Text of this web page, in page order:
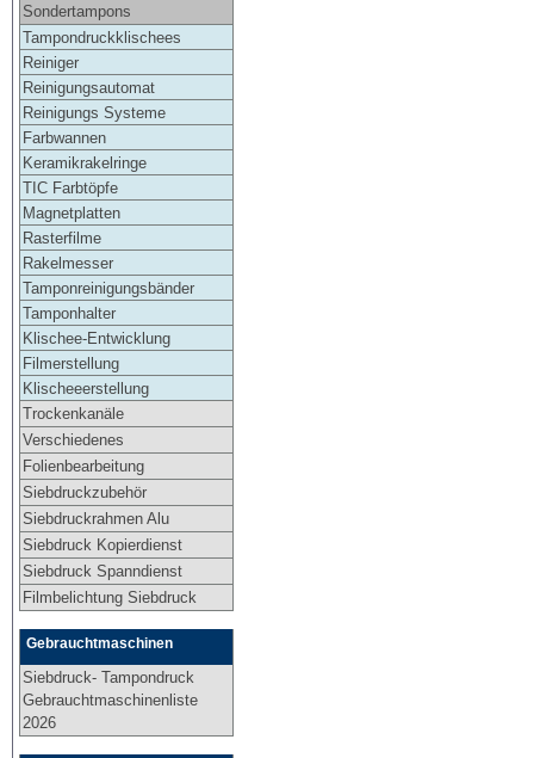
Sondertampons
Tampondruckklischees
Reiniger
Reinigungsautomat
Reinigungs Systeme
Farbwannen
Keramikrakelringe
TIC Farbtöpfe
Magnetplatten
Rasterfilme
Rakelmesser
Tamponreinigungsbänder
Tamponhalter
Klischee-Entwicklung
Filmerstellung
Klischeeerstellung
Trockenkanäle
Verschiedenes
Folienbearbeitung
Siebdruckzubehör
Siebdruckrahmen Alu
Siebdruck Kopierdienst
Siebdruck Spanndienst
Filmbelichtung Siebdruck
Gebrauchtmaschinen
Siebdruck- Tampondruck
Gebrauchtmaschinenliste
2026